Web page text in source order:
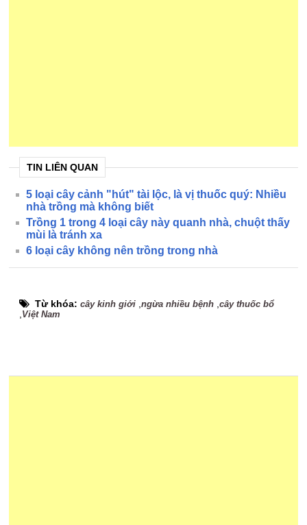
TIN LIÊN QUAN
5 loại cây cảnh "hút" tài lộc, là vị thuốc quý: Nhiều
nhà trồng mà không biết
Trồng 1 trong 4 loại cây này quanh nhà, chuột thấy
mùi là tránh xa
6 loại cây không nên trồng trong nhà
Từ khóa:cây kinh giới ,ngừa nhiều bệnh ,cây thuốc bổ
Việt Nam